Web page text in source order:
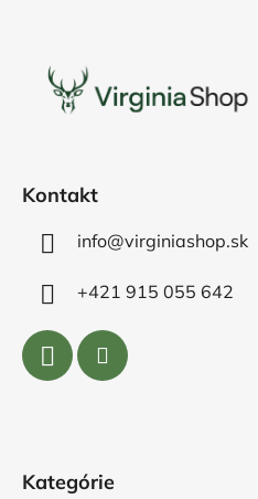
Kontakt
info@virginiashop.sk
+421 915 055 642
Kategórie